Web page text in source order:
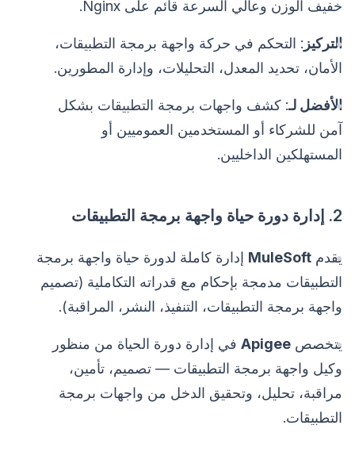
خفيف الوزن وعالي السرعة قائم على Nginx.
التركيز : التحكم في حركة واجهة برمجة التطبيقات،
الأمان، تحديد المعدل، التحليلات، وإدارة المطورين.
الأفضل لـ: كشف واجهات برمجة التطبيقات بشكل
آمن للشركاء أو المستخدمين العموميين أو
المستهلكين الداخليين.
2. إدارة دورة حياة واجهة برمجة التطبيقات
يقدم MuleSoft إدارة كاملة لدورة حياة واجهة برمجة
التطبيقات مدمجة بإحكام مع قدراته التكاملية (تصميم
واجهة برمجة التطبيقات، التنفيذ، النشر، المراقبة).
يتخصص Apigee في إدارة دورة الحياة من منظور
وكيل واجهة برمجة التطبيقات — تصميم، تأمين،
مراقبة، تحليل، وتحقيق الدخل من واجهات برمجة
التطبيقات.